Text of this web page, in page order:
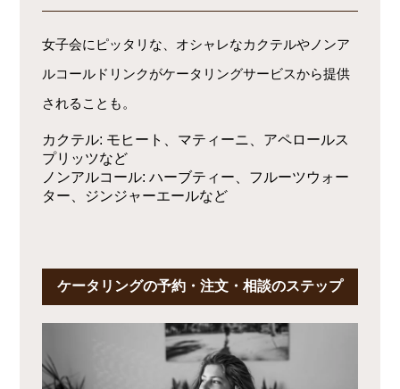
女子会にピッタリな、オシャレなカクテルやノンア
ルコールドリンクがケータリングサービスから提供
されることも。
カクテル: モヒート、マティーニ、アペロールス
プリッツなど
ノンアルコール: ハーブティー、フルーツウォー
ター、ジンジャーエールなど
ケータリングの予約・注文・相談のステップ